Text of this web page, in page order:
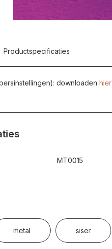
Productspecificaties
downloaden hier
MT0015
metal siser